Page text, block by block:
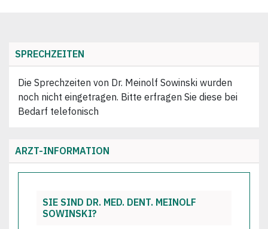
SPRECHZEITEN
Die Sprechzeiten von Dr. Meinolf Sowinski wurden
noch nicht eingetragen. Bitte erfragen Sie diese bei
Bedarf telefonisch
ARZT-INFORMATION
SIE SIND DR. MED. DENT. MEINOLF
SOWINSKI?